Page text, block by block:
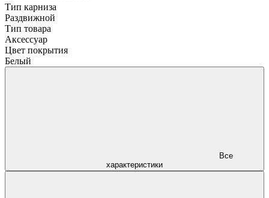
Тип карниза
Раздвижной
Тип товара
Аксессуар
Цвет покрытия
Белый
характеристики